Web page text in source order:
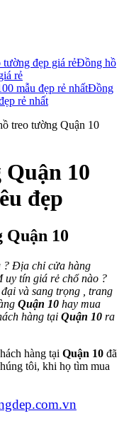
Đồng hồ
rẻ
Đồng
rẻ nhất
treo tường Quận 10
10
đẹp
Quận 10
? Địa chỉ cửa hàng
uy tín giá rẻ chổ nào ?
và sang trọng , trang
Quận 10 hay mua
hàng tại Quận 10 ra
hàng tại Quận 10 đã
tôi, khi họ tìm mua